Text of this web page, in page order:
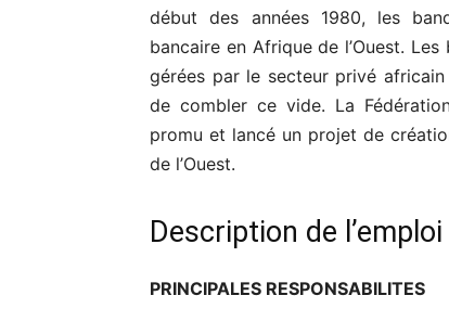
début des années 1980, les
bancaire en Afrique de l’Ouest.
gérées par le secteur privé
de combler ce vide. La
promu et lancé un projet de
de l’Ouest.
Description de l’emploi
PRINCIPALES RESPONSABILITES